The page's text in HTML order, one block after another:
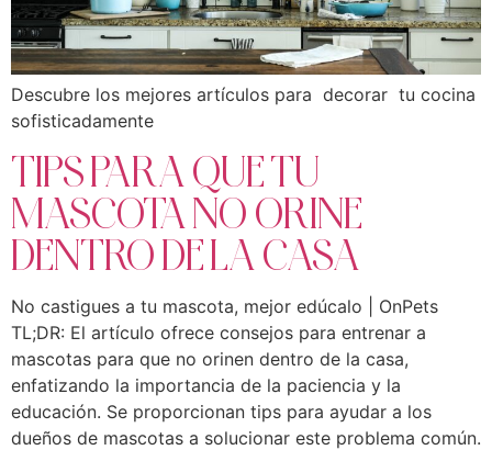
Descubre los mejores artículos para decorar tu cocina
sofisticadamente
TIPS PARA QUE TU
MASCOTA NO ORINE
DENTRO DE LA CASA
No castigues a tu mascota, mejor edúcalo | OnPets
TL;DR: El artículo ofrece consejos para entrenar a
mascotas para que no orinen dentro de la casa,
enfatizando la importancia de la paciencia y la
educación. Se proporcionan tips para ayudar a los
dueños de mascotas a solucionar este problema común.